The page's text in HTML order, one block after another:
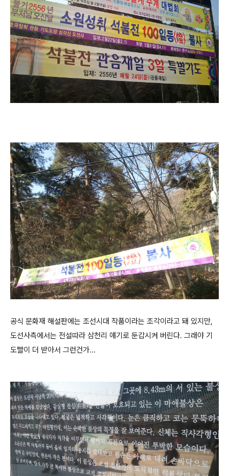
공식 문화재 해설판에는 조선시대 작품이라는 조각이라고 돼 있지만,
도선사측에서는 전설따라 삼천리 얘기로 둔갑시켜 버린다. 그래야 기
도빨이 더 받아서 그런건가...